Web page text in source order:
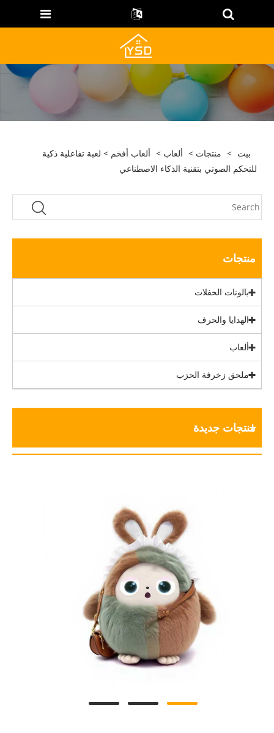
بيت > منتجات > ألعاب > ألعاب أفخم > لعبة تفاعلية ذكية
للتحكم الصوتي بتقنية الذكاء الاصطناعي
منتجات
بالونات الحفلات
الهدايا والحرف
ألعاب
ملحق زخرفة الحزب
منتجات جديدة